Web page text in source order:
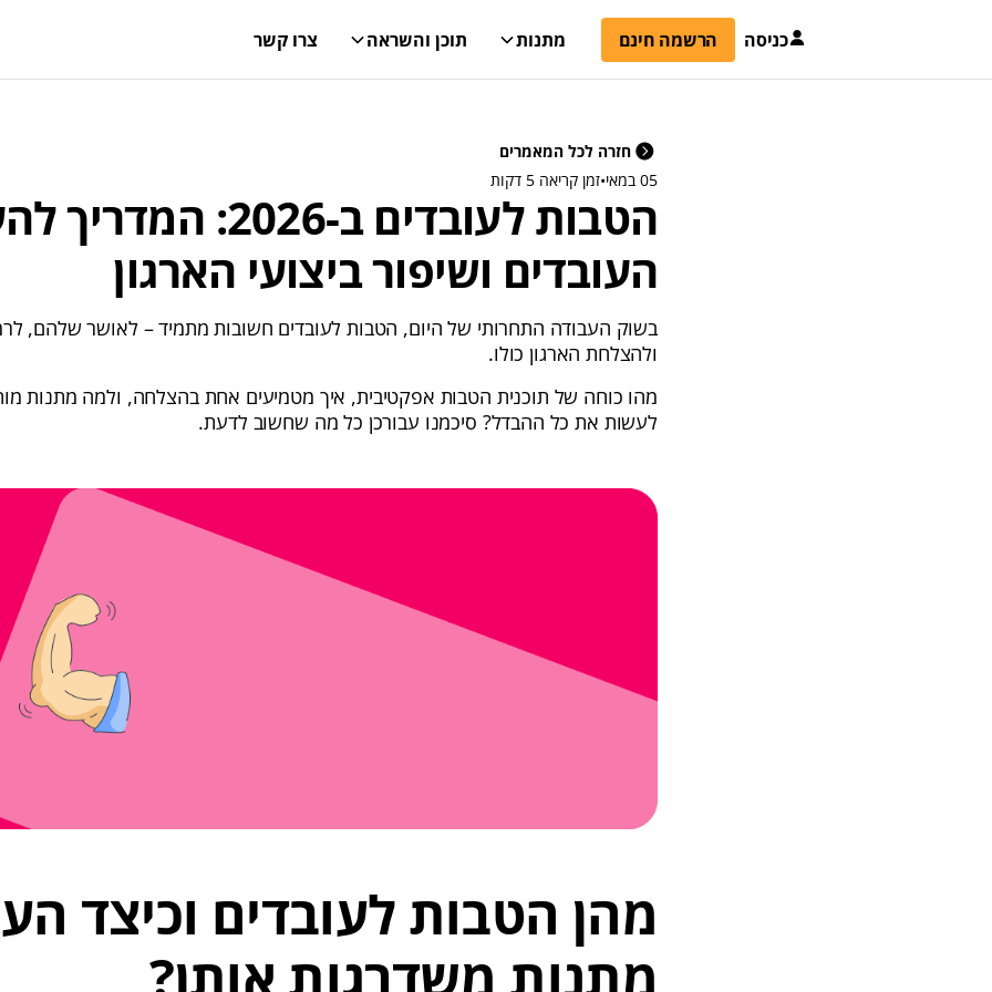
צרו קשר תוכן והשראה מתנות הרשמה חינם כניסה
חזרה לכל המאמרים
05 במאי
•זמן קריאה 5 דקות
הטבות לעובדים ב-2026:
העובדים ושיפור ביצועי הארגון
בשוק העבודה התחרותי של היום, הטבות לעובדים חשובות מתמיד – לאושר שלהם,
ולהצלחת הארגון כולו.
מהו כוחה של תוכנית הטבות אפקטיבית, איך מטמיעים אחת בהצלחה, ולמה מתנות
לעשות את כל ההבדל? סיכמנו עבורכן כל מה שחשוב לדעת.
מהן הטבות לעובדים וכיצד
מתנות משדרגות אותן?